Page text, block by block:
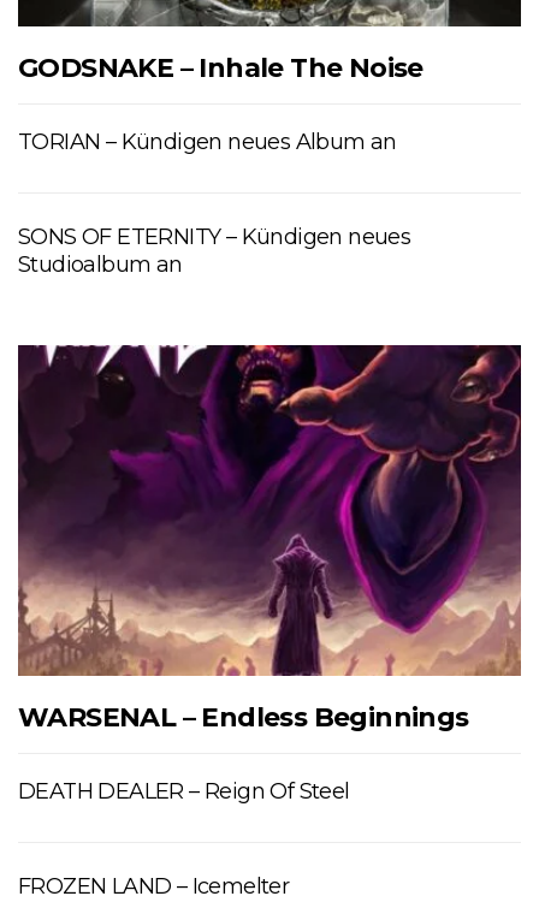
GODSNAKE – Inhale The Noise
TORIAN – Kündigen neues Album an
SONS OF ETERNITY – Kündigen neues
Studioalbum an
WARSENAL – Endless Beginnings
DEATH DEALER – Reign Of Steel
FROZEN LAND – Icemelter